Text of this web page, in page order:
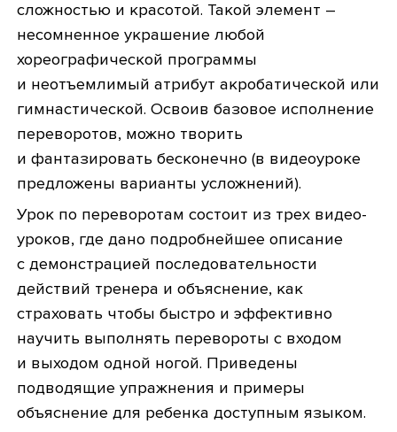
сложностью и красотой. Такой элемент –
несомненное украшение любой
хореографической программы
и неотъемлимый атрибут акробатической или
гимнастической. Освоив базовое исполнение
переворотов, можно творить
и фантазировать бесконечно (в видеоуроке
предложены варианты усложнений).
Урок по переворотам состоит из трех видео-
уроков, где дано подробнейшее описание
с демонстрацией последовательности
действий тренера и объяснение, как
страховать чтобы быстро и эффективно
научить выполнять перевороты с входом
и выходом одной ногой. Приведены
подводящие упражнения и примеры
объяснение для ребенка доступным языком.